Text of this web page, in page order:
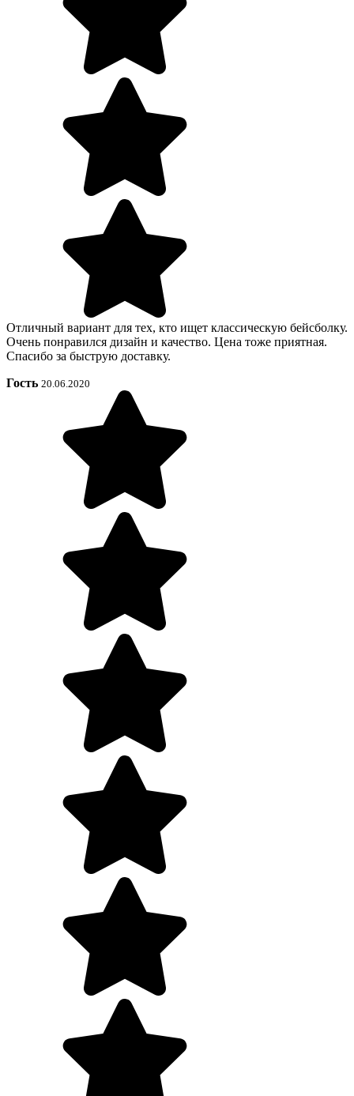
Отличный вариант для тех, кто ищет классическую бейсболку.
Очень понравился дизайн и качество. Цена тоже приятная.
Спасибо за быструю доставку.
Гость 20.06.2020